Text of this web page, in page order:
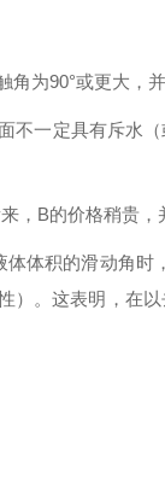
角为90°或更大，
不一定具有斥水
，B的价格稍贵，
体积的滑动角时
）。这表明，在